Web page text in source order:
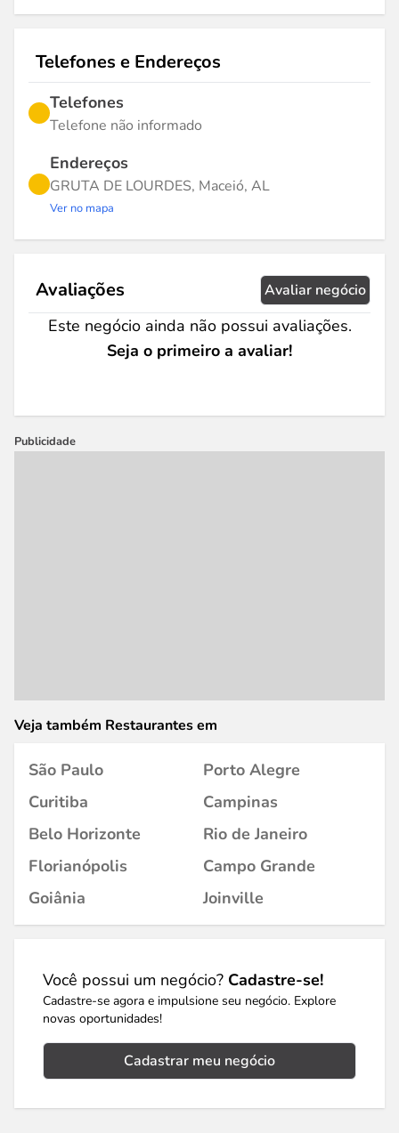
Telefones e Endereços
Telefones
Telefone não informado
Endereços
GRUTA DE LOURDES, Maceió, AL
Ver no mapa
Avaliações Avaliar negócio
Este negócio ainda não possui avaliações.
Seja o primeiro a avaliar!
Publicidade
Veja também Restaurantes em
São Paulo
Porto Alegre
Curitiba
Campinas
Belo Horizonte
Rio de Janeiro
Florianópolis
Campo Grande
Goiânia
Joinville
Você possui um negócio? Cadastre-se!
Cadastre-se agora e impulsione seu negócio. Explore
novas oportunidades!
Cadastrar meu negócio